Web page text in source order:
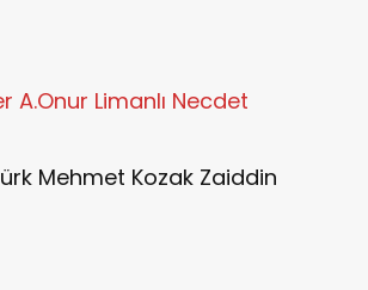
A.Onur Limanlı Necdet
Mehmet Kozak Zaiddin